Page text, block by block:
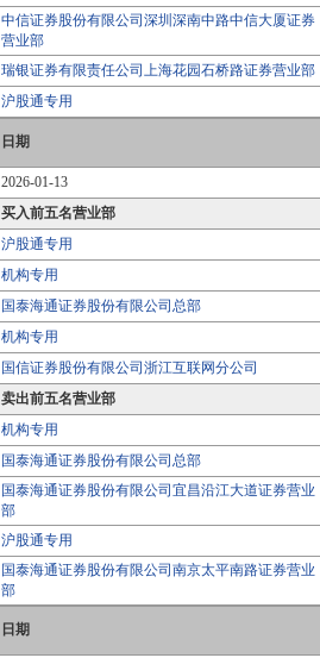
中信证券股份有限公司深圳深南中路中信大厦证券
营业部
瑞银证券有限责任公司上海花园石桥路证券营业部
沪股通专用
日期
2026-01-13
买入前五名营业部
沪股通专用
机构专用
国泰海通证券股份有限公司总部
机构专用
国信证券股份有限公司浙江互联网分公司
卖出前五名营业部
机构专用
国泰海通证券股份有限公司总部
国泰海通证券股份有限公司宜昌沿江大道证券营业
部
沪股通专用
国泰海通证券股份有限公司南京太平南路证券营业
部
日期